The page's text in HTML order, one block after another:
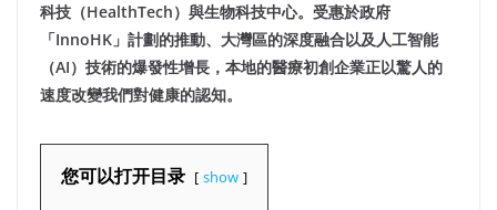
科技（HealthTech）與生物科技中心。受惠於政府
「InnoHK」計劃的推動、大灣區的深度融合以及人工智能
（AI）技術的爆發性增長，本地的醫療初創企業正以驚人的
速度改變我們對健康的認知。
您可以打开目录 show